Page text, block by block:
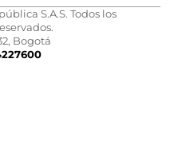
S.A.S. Todos los
Bogotá